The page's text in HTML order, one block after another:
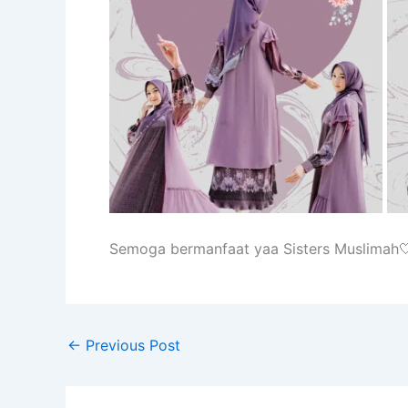
Semoga bermanfaat yaa Sisters
← Previous Post